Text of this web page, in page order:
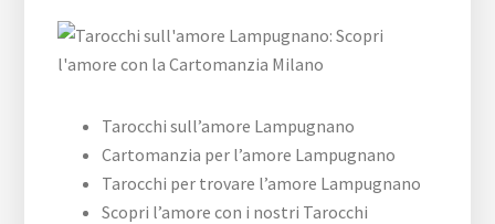
Tarocchi sull’amore Lampugnano
Cartomanzia per l’amore Lampugnano
Tarocchi per trovare l’amore Lampugnano
Scopri l’amore con i nostri Tarocchi